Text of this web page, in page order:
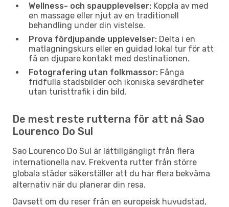
Wellness- och spaupplevelser: Koppla av med
en massage eller njut av en traditionell
behandling under din vistelse.
Prova fördjupande upplevelser: Delta i en
matlagningskurs eller en guidad lokal tur för att
få en djupare kontakt med destinationen.
Fotografering utan folkmassor: Fånga
fridfulla stadsbilder och ikoniska sevärdheter
utan turisttrafik i din bild.
De mest reste rutterna för att nå Sao
Lourenco Do Sul
Sao Lourenco Do Sul är lättillgängligt från flera
internationella nav. Frekventa rutter från större
globala städer säkerställer att du har flera bekväma
alternativ när du planerar din resa.
Oavsett om du reser från en europeisk huvudstad,